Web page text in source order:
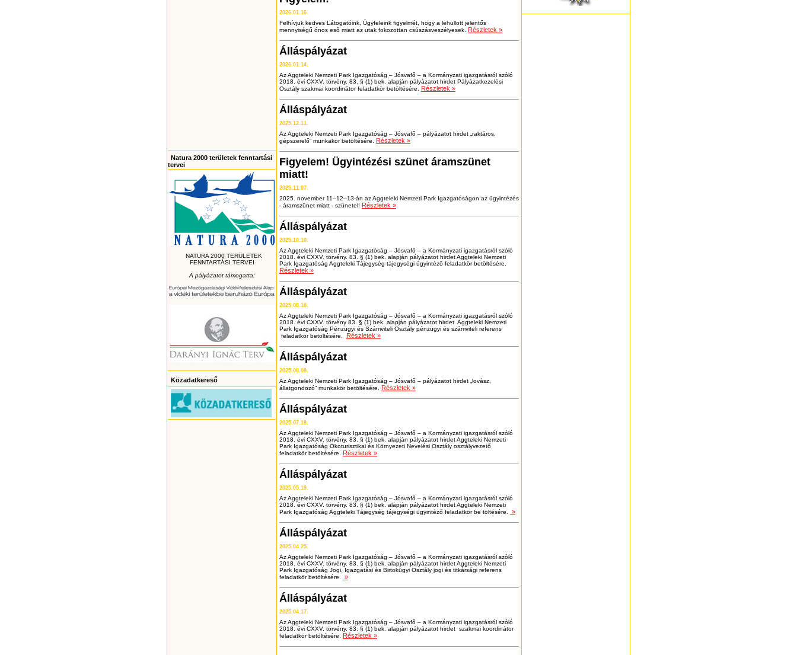
Natura 2000 területek fenntartási
tervei
NATURA 2000 TERÜLETEK
FENNTARTÁSI TERVEI
A pályázatot támogatta:
Közadatkereső
2026.01.16.
Felhívjuk kedves Látogatóink, Ügyfeleink figyelmét, hogy a lehullott jelentős
mennyiségű ónos eső miatt az utak fokozottan csúszásveszélyesek. Részletek »
Álláspályázat
2026.01.14.
Az Aggteleki Nemzeti Park Igazgatóság – Jósvafő – a Kormányzati igazgatásról szóló
2018. évi CXXV. törvény. 83. § (1) bek. alapján pályázatot hirdet Pályázatkezelési
Osztály szakmai koordinátor feladatkör betöltésére. Részletek »
Álláspályázat
2025.12.11.
Az Aggteleki Nemzeti Park Igazgatóság – Jósvafő – pályázatot hirdet „raktáros,
gépszerelő” munkakör betöltésére. Részletek »
Figyelem! Ügyintézési szünet áramszünet
miatt!
2025.11.07.
2025. november 11–12–13-án az Aggteleki Nemzeti Park Igazgatóságon az ügyintézés
- áramszünet miatt - szünetel! Részletek »
Álláspályázat
2025.10.10.
Az Aggteleki Nemzeti Park Igazgatóság – Jósvafő – a Kormányzati igazgatásról szóló
2018. évi CXXV. törvény. 83. § (1) bek. alapján pályázatot hirdet Aggteleki Nemzeti
Park Igazgatóság Aggteleki Tájegység tájegységi ügyintéző feladatkör betöltésére.
Részletek »
Álláspályázat
2025.08.18.
Az Aggteleki Nemzeti Park Igazgatóság – Jósvafő – a Kormányzati igazgatásról szóló
2018. évi CXXV. törvény 83. § (1) bek. alapján pályázatot hirdet Aggteleki Nemzeti
Park Igazgatóság Pénzügyi és Számviteli Osztály pénzügyi és számviteli referens
feladatkör betöltésére. Részletek »
Álláspályázat
2025.08.08.
Az Aggteleki Nemzeti Park Igazgatóság – Jósvafő – pályázatot hirdet „lovász,
állatgondozó” munkakör betöltésére. Részletek »
Álláspályázat
2025.07.18.
Az Aggteleki Nemzeti Park Igazgatóság – Jósvafő – a Kormányzati igazgatásról szóló
2018. évi CXXV. törvény. 83. § (1) bek. alapján pályázatot hirdet Aggteleki Nemzeti
Park Igazgatóság Ökoturisztikai és Környezeti Nevelési Osztály osztályvezető
feladatkör betöltésére. Részletek »
Álláspályázat
2025.05.19.
Az Aggteleki Nemzeti Park Igazgatóság – Jósvafő – a Kormányzati igazgatásról szóló
2018. évi CXXV. törvény. 83. § (1) bek. alapján pályázatot hirdet Aggteleki Nemzeti
Park Igazgatóság Aggteleki Tájegység tájegységi ügyintéző feladatkör be töltésére.
»
Álláspályázat
2025.04.25.
Az Aggteleki Nemzeti Park Igazgatóság – Jósvafő – a Kormányzati igazgatásról szóló
2018. évi CXXV. törvény. 83. § (1) bek. alapján pályázatot hirdet Aggteleki Nemzeti
Park Igazgatóság Jogi, Igazgatási és Birtokügyi Osztály jogi és titkársági referens
feladatkör betöltésére.
»
Álláspályázat
2025.04.17.
Az Aggteleki Nemzeti Park Igazgatóság – Jósvafő – a Kormányzati igazgatásról szóló
2018. évi CXXV. törvény. 83. § (1) bek. alapján pályázatot hirdet szakmai koordinátor
feladatkör betöltésére. Részletek »